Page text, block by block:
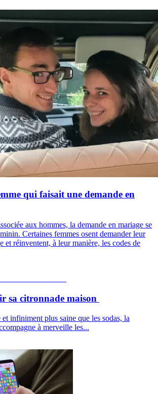
qui faisait une demande en
aux hommes, la demande en mariage se
Certaines femmes osent demander leur
et réinventent, à leur manière, les codes de
sa citronnade maison
infiniment plus saine que les sodas, la
à merveille les...